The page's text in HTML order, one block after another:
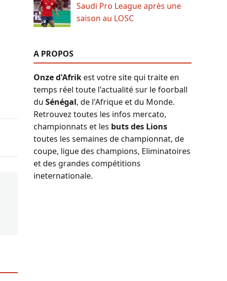
Saudi Pro League après une
saison au LOSC
A PROPOS
Onze d'Afrikest votre site qui traite en
temps réel toute l'actualité sur le foorball
du Sénégal, de l'Afrique et du Monde.
Retrouvez toutes les infos mercato,
championnats et les buts des Lions
toutes les semaines de championnat, de
coupe, ligue des champions, Eliminatoires
et des grandes compétitions
ineternationale.